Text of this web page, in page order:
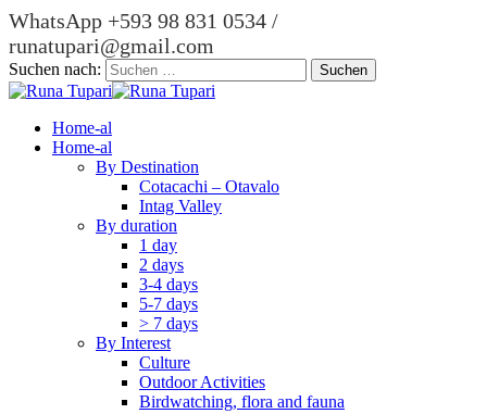
WhatsApp +593 98 831 0534 /
runatupari@gmail.com
Suchen nach:
Home-al
Home-al
By Destination
Cotacachi – Otavalo
Intag Valley
By duration
1 day
2 days
3-4 days
5-7 days
> 7 days
By Interest
Culture
Outdoor Activities
Birdwatching, flora and fauna